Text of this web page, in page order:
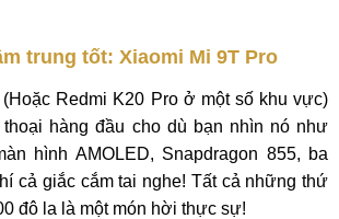
trung tốt: Xiaomi Mi 9T Pro
Redmi K20 Pro ở một số khu vực)
thoại hàng đầu cho dù bạn nhìn nó như
hình AMOLED, Snapdragon 855, ba
cả giắc cắm tai nghe! Tất cả những thứ
đô la là một món hời thực sự!